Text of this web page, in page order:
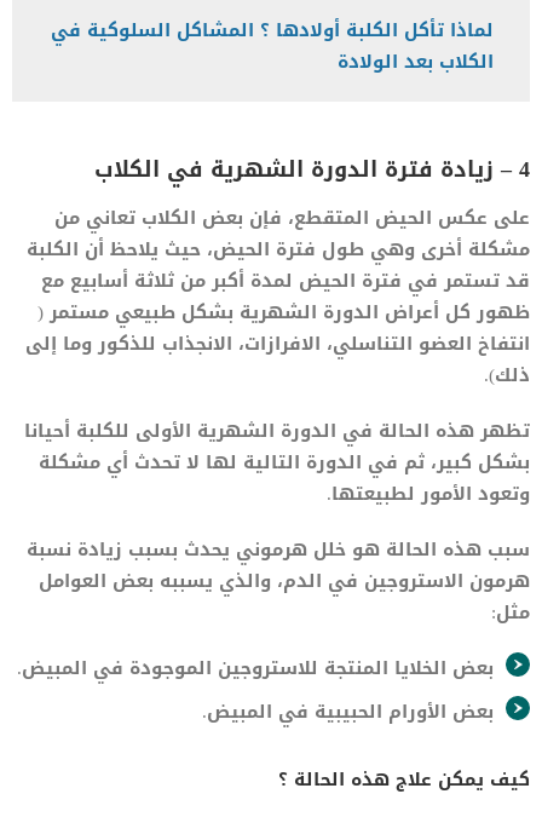
لماذا تأكل الكلبة أولادها ؟ المشاكل السلوكية في
الكلاب بعد الولادة
4 – زيادة فترة الدورة الشهرية في الكلاب
على عكس الحيض المتقطع، فإن بعض الكلاب تعاني من
مشكلة أخرى وهي طول فترة الحيض، حيث يلاحظ أن الكلبة
قد تستمر في فترة الحيض لمدة أكبر من ثلاثة أسابيع مع
ظهور كل أعراض الدورة الشهرية بشكل طبيعي مستمر (
انتفاخ العضو التناسلي، الافرازات، الانجذاب للذكور وما إلى
ذلك).
تظهر هذه الحالة في الدورة الشهرية الأولى للكلبة أحيانا
بشكل كبير، ثم في الدورة التالية لها لا تحدث أي مشكلة
وتعود الأمور لطبيعتها.
سبب هذه الحالة هو خلل هرموني يحدث بسبب زيادة نسبة
هرمون الاستروجين في الدم، والذي يسببه بعض العوامل
مثل:
بعض الخلايا المنتجة للاستروجين الموجودة في المبيض.
بعض الأورام الحبيبية في المبيض.
كيف يمكن علاج هذه الحالة ؟